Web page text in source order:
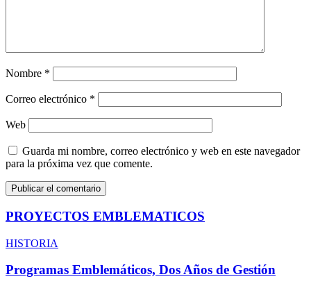
Nombre *
Correo electrónico *
Web
Guarda mi nombre, correo electrónico y web en este navegador
para la próxima vez que comente.
PROYECTOS EMBLEMATICOS
HISTORIA
Programas Emblemáticos, Dos Años de Gestión